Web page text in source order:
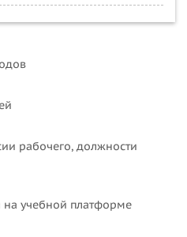
рабочего, должности
учебной платформе